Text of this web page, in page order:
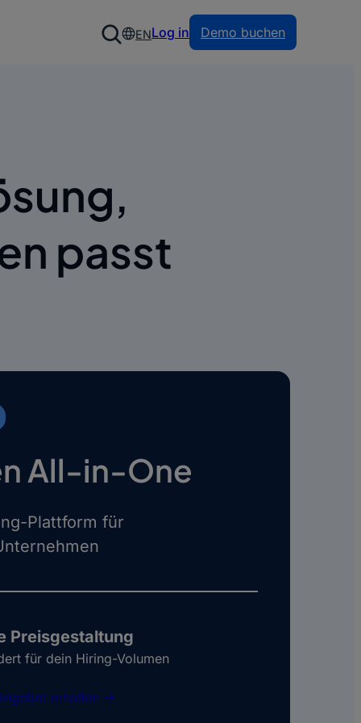
ENLog in Demo buchen
passt
All-in-One
Plattform für
Preisgestaltung
für dein Hiring-Volumen
erhalten ->